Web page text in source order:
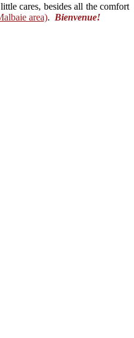
cares, besides all the comfort
area). Bienvenue!